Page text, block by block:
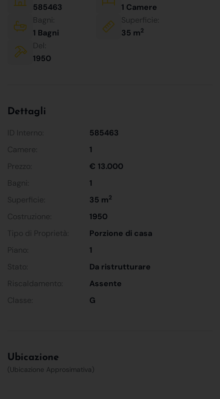
585463
1 Camere
Bagni:
1 Bagni
Superficie:
35 m2
Del:
1950
Dettagli
ID Interno:
585463
Camere:
1
Prezzo:
€ 13.000
Bagni:
1
Superficie:
35 m2
Costruzione:
1950
Tipo di Proprietà:
Porzione di casa
Piano:
1
Stato:
Da ristrutturare
Riscaldamento:
Assente
Classe:
G
Ubicazione
(Ubicazione Approsimativa)